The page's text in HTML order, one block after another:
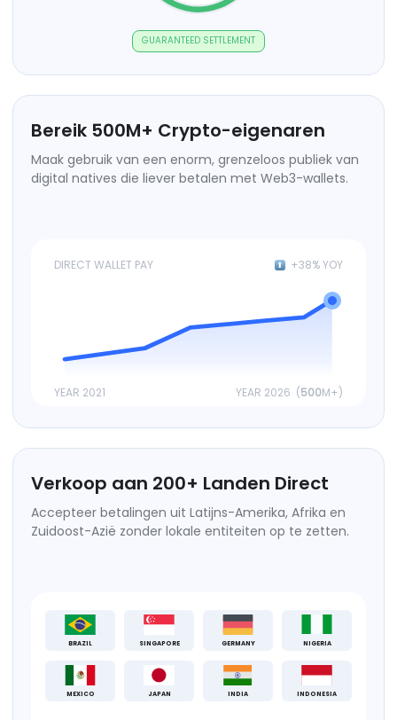
GUARANTEED SETTLEMENT
Bereik 500M+ Crypto-eigenaren
Maak gebruik van een enorm, grenzeloos publiek van
digital natives die liever betalen met Web3-wallets.
DIRECT WALLET PAY +38% YOY
YEAR 2021 YEAR 2026 (500M+)
Verkoop aan 200+ Landen Direct
Accepteer betalingen uit Latijns-Amerika, Afrika en
Zuidoost-Azië zonder lokale entiteiten op te zetten.
BRAZIL SINGAPORE GERMANY NIGERIA
MEXICO JAPAN INDIA INDONESIA